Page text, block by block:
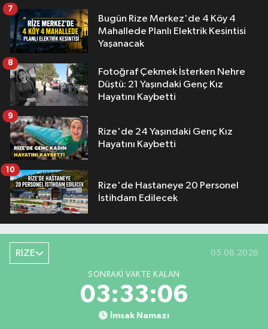
Bugün Rize Merkez'de 4 Köy 4
Mahallede Planlı Elektrik Kesintisi
Yaşanacak
7
Fotoğraf Çekmek İsterken Nehre
Düştü: 21 Yaşındaki Genç Kız
Hayatını Kaybetti
8
Rize'de 24 Yaşındaki Genç Kız
Hayatını Kaybetti
9
Rize'de Hastaneye 20 Personel
İstihdam Edilecek
10
RİZE 05.08.2026
SONRAKI VAKTE KALAN
03:33:05
İmsak Namazı